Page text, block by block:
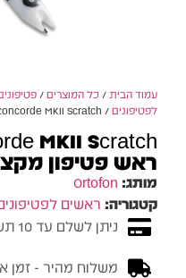
עמוד הבית / כל המוצרים /
לפטיפונים / Ortofon Concorde MKII Scratch – ראש פטיפון מקצועי לסקרץ׳
ראש פטיפון
מותג: Ortofon
קטגוריה: ראשים
ניתן לשלם עד 10 תשלומים ללא ריבית
משלוח מהיר - זמן אספקה בין